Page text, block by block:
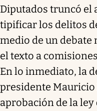
Diputados truncó el
tipificar los delitos
medio de un
el texto a
En lo inmediato, la
presidente Mauricio
aprobación de la